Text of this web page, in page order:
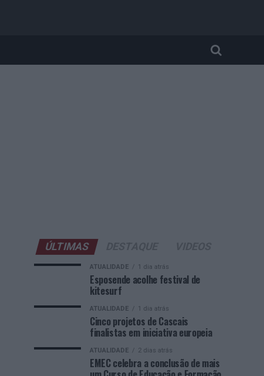
ÚLTIMAS
ATUALIDADE 1 dia atrás
Esposende acolhe festival de
kitesurf
ATUALIDADE 1 dia atrás
Cinco projetos de Cascais
finalistas em iniciativa europeia
ATUALIDADE 2 dias atrás
EMEC celebra a conclusão de mais